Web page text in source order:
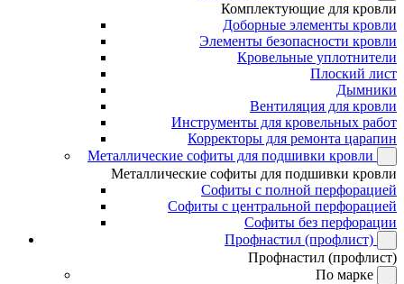
Комплектующие для кровли
Доборные элементы кровли
Элементы безопасности кровли
Кровельные уплотнители
Плоский лист
Дымники
Вентиляция для кровли
Инструменты для кровельных работ
Корректоры для ремонта царапин
Металлические софиты для подшивки кровли
Металлические софиты для подшивки кровли
Софиты с полной перфорацией
Софиты с центральной перфорацией
Софиты без перфорации
Профнастил (профлист)
Профнастил (профлист)
По марке